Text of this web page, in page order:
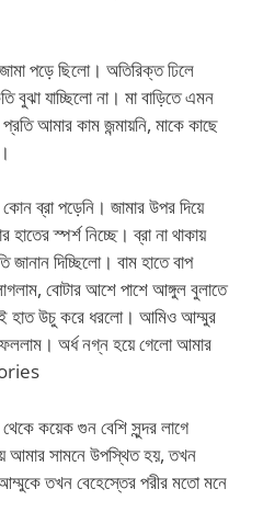
পড়ে ছিলো। অতিরিক্ত ঢিলে
বুঝা যাচ্ছিলো না। মা বাড়িতে এমন
আমার কাম জন্মায়নি, মাকে কাছে
ব্রা পড়েনি। জামার উপর দিয়ে
স্পর্শ নিচ্ছে। ব্রা না থাকায়
দিচ্ছিলো। বাম হাতে বাপ
বোটার আশে পাশে আঙ্গুল বুলাতে
হাত উচু করে ধরলো। আমিও আম্মুর
অর্ধ নগ্ন হয়ে গেলো আমার
কয়েক গুন বেশি সুন্দর লাগে
সামনে উপস্থিত হয়, তখন
তখন বেহেস্তের পরীর মতো মনে